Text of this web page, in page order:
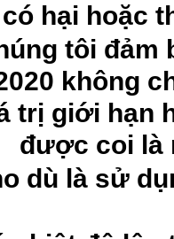
có hại hoặc
tôi đảm
không
trị giới hạn
được coi là
dù là sử